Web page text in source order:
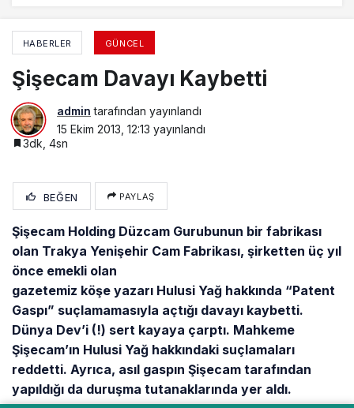
HABERLER GÜNCEL
Şişecam Davayı Kaybetti
admin tarafından yayınlandı
15 Ekim 2013, 12:13 yayınlandı
3dk, 4sn
BEĞEN PAYLAŞ
Şişecam Holding Düzcam Gurubunun bir fabrikası
olan Trakya Yenişehir Cam Fabrikası, şirketten üç yıl
önce emekli olan
gazetemiz köşe yazarı Hulusi Yağ hakkında “Patent
Gaspı” suçlamamasıyla açtığı davayı kaybetti.
Dünya Dev’i (!) sert kayaya çarptı. Mahkeme
Şişecam’ın Hulusi Yağ hakkındaki suçlamaları
reddetti. Ayrıca, asıl gaspın Şişecam tarafından
yapıldığı da duruşma tutanaklarında yer aldı.